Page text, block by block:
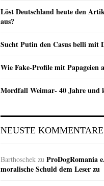
Löst Deutschland heute den
aus?
Sucht Putin den Casus belli mit
Wie Fake-Profile mit Papageien
Mordfall Weimar- 40 Jahre und
NEUSTE KOMMENTARE
Barthoschek zu ProDogRomania
moralische Schuld dem Leser zu